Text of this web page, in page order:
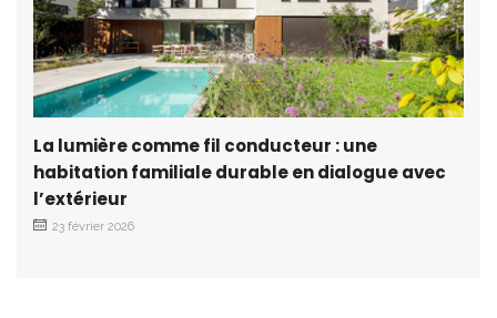
La lumière comme fil conducteur : une
habitation familiale durable en dialogue avec
l’extérieur
23 février 2026